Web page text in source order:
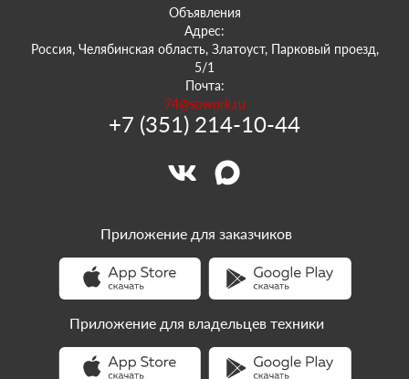
Объявления
Адрес:
Россия, Челябинская область, Златоуст, Парковый проезд,
5/1
Почта:
74@sowork.ru
+7 (351) 214-10-44
Приложение для заказчиков
Приложение для владельцев техники